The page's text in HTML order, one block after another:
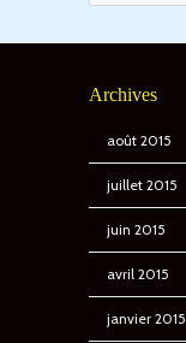
Archives
août 2015
juillet 2015
juin 2015
avril 2015
janvier 2015